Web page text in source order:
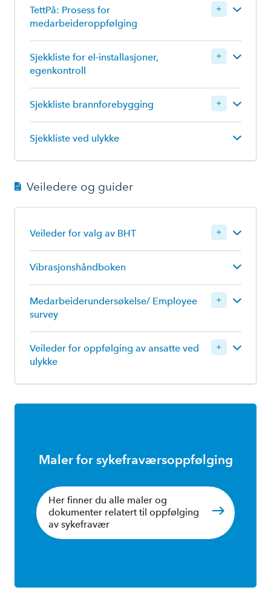
Logg inn for å laste ned
Logg inn for å laste ned
TettPå: Prosess for
medarbeideroppfølging
Logg inn for å laste ned
Sjekkliste for el-installasjoner,
egenkontroll
Logg inn for å laste ned
Sjekkliste brannforebygging
Sjekkliste ved ulykke
Veiledere og guider
Veileder for valg av BHT
Vibrasjonshåndboken
Medarbeiderundersøkelse/ Employee
survey
Logg inn for å laste ned
Veileder for oppfølging av ansatte ved
ulykke
Maler for sykefraværsoppfølging
Her finner du alle maler og
dokumenter relatert til oppfølging
av sykefravær